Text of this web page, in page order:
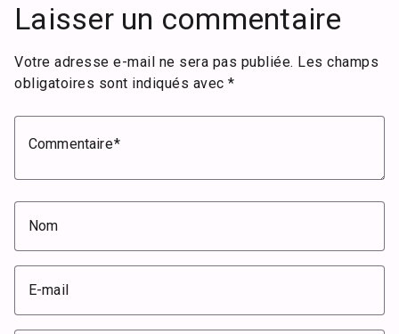
Laisser un commentaire
Votre adresse e-mail ne sera pas publiée. Les champs
obligatoires sont indiqués avec *
Commentaire
Nom
E-mail